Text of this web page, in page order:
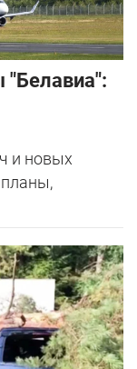
и новых